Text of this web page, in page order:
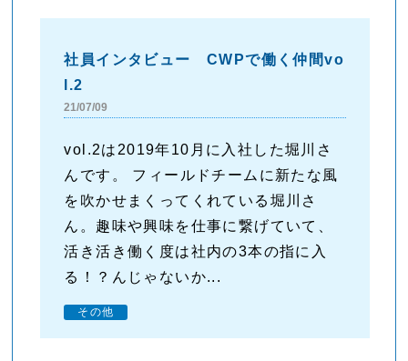
社員インタビュー CWPで働く仲間vo
l.2
21/07/09
vol.2は2019年10月に入社した堀川さ
んです。 フィールドチームに新たな風
を吹かせまくってくれている堀川さ
ん。趣味や興味を仕事に繋げていて、
活き活き働く度は社内の3本の指に入
る！？んじゃないか...
その他